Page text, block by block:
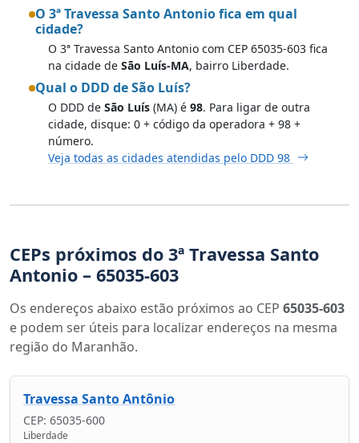
O 3ª Travessa Santo Antonio fica em qual
cidade?
O 3ª Travessa Santo Antonio com CEP 65035-603 fica
na cidade de São Luís-MA, bairro Liberdade.
Qual o DDD de São Luís?
O DDD de São Luís (MA) é 98. Para ligar de outra
cidade, disque: 0 + código da operadora + 98 +
número.
Veja todas as cidades atendidas pelo DDD 98
CEPs próximos do 3ª Travessa Santo
Antonio – 65035-603
Os endereços abaixo estão próximos ao CEP 65035-603
e podem ser úteis para localizar endereços na mesma
região do Maranhão.
Travessa Santo Antônio
CEP: 65035-600
Liberdade